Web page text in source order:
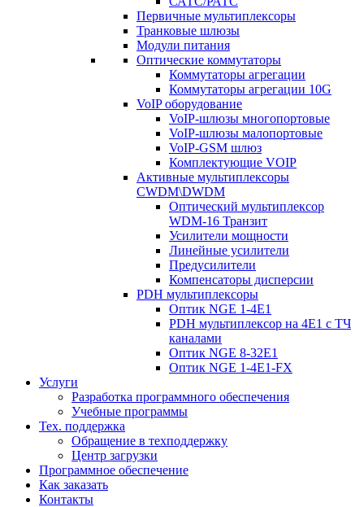
Первичные мультиплексоры
Транковые шлюзы
Модули питания
Оптические коммутаторы
Коммутаторы агрегации
Коммутаторы агрегации 10G
VoIP оборудование
VoIP-шлюзы многопортовые
VoIP-шлюзы малопортовые
VoIP-GSM шлюз
Комплектующие VOIP
Активные мультиплексоры
CWDM\DWDM
Оптический мультиплексор
WDM-16 Транзит
Усилители мощности
Линейные усилители
Предусилители
Компенсаторы дисперсии
PDH мультиплексоры
Оптик NGE 1-4E1
PDH мультиплексор на 4Е1 с ТЧ
каналами
Оптик NGE 8-32E1
Оптик NGE 1-4E1-FX
Услуги
Разработка программного обеспечения
Учебные программы
Тех. поддержка
Обращение в техподдержку
Центр загрузки
Программное обеспечение
Как заказать
Контакты